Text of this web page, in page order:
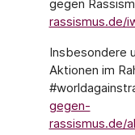
gegen
rassismus.de/
Insbesondere
Aktionen im
gegen-
rassismus.de/